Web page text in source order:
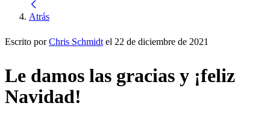
Atrás
Escrito porChris Schmidt el 22 de diciembre de 2021
Le damos las gracias y ¡feliz
Navidad!